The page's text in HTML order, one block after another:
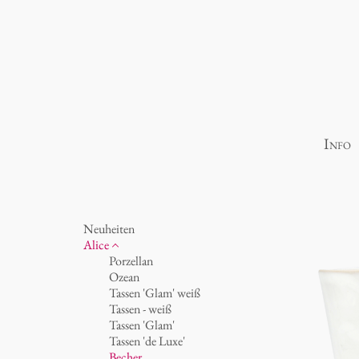
Info
Neuheiten
Alice
Porzellan
Ozean
Tassen 'Glam' weiß
Tassen - weiß
Tassen 'Glam'
Tassen 'de Luxe'